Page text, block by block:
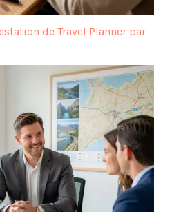
de Travel Planner par